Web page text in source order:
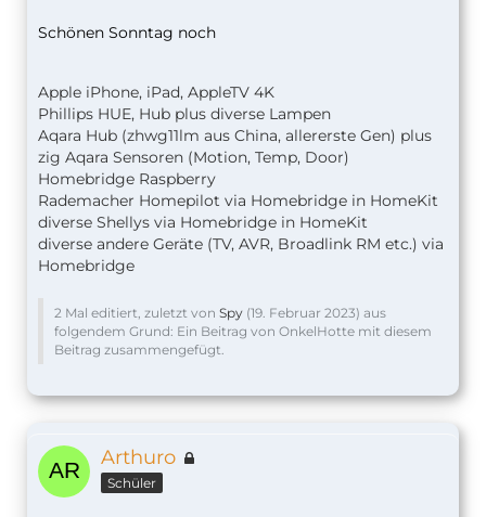
Schönen Sonntag noch
Apple iPhone, iPad, AppleTV 4K
Phillips HUE, Hub plus diverse Lampen
Aqara Hub (zhwg11lm aus China, allererste Gen) plus
zig Aqara Sensoren (Motion, Temp, Door)
Homebridge Raspberry
Rademacher Homepilot via Homebridge in HomeKit
diverse Shellys via Homebridge in HomeKit
diverse andere Geräte (TV, AVR, Broadlink RM etc.) via
Homebridge
2 Mal editiert, zuletzt von Spy (19. Februar 2023) aus
folgendem Grund: Ein Beitrag von OnkelHotte mit diesem
Beitrag zusammengefügt.
Arthuro
Schüler